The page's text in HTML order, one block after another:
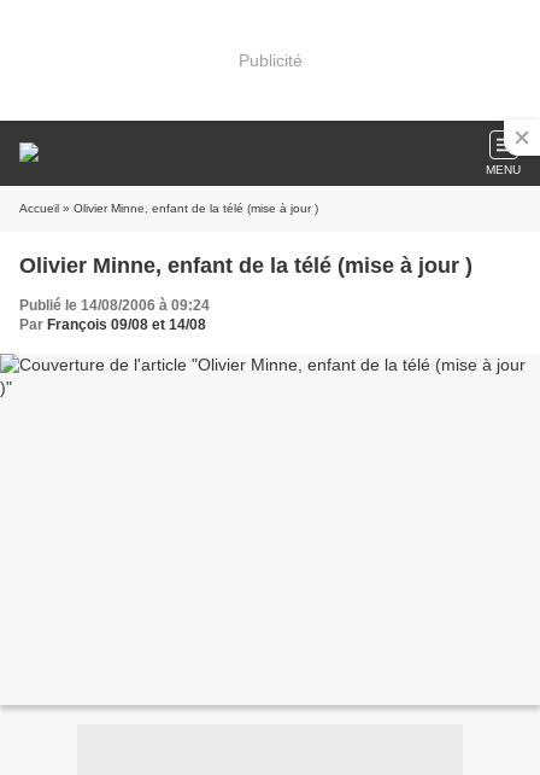
Publicité
MENU
Accueil » Olivier Minne, enfant de la télé (mise à jour )
Olivier Minne, enfant de la télé (mise à jour )
Publié le 14/08/2006 à 09:24
Par François 09/08 et 14/08